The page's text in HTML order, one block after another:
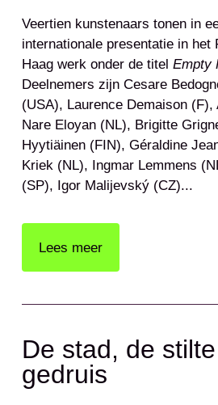
Veertien kunstenaars tonen in
internationale presentatie in het
Haag werk onder de titel Empty
Deelnemers zijn Cesare
(USA), Laurence Demaison (F),
Nare Eloyan (NL), Brigitte
Hyytiäinen (FIN), Géraldine
Kriek (NL), Ingmar Lemmens
(SP), Igor Malijevský (CZ)...
Lees meer
De stad, de
gedruis